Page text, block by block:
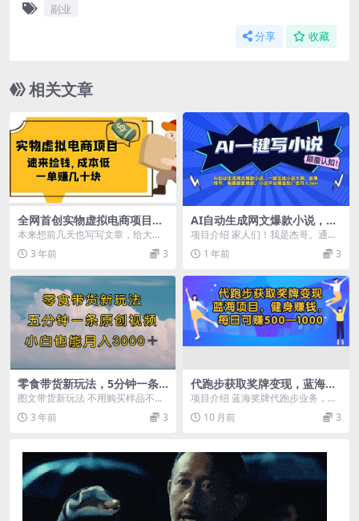
副业
分享 收藏
相关文章
全网首创实物虚拟电商项目，
速来捡钱，成本低，一单赚几
十块！
本来想前几天也写写文章，给大家
分享点项目，实在抽不开身。最近
鹅子快期末考试，一直...
3 年前 3
AI自动生成网文爆款小说，一
键生成小说大纲、故事情节，
每篇都是爆款，小说平台佣金
加广告月入3w+
项目介绍 家人们！我是杰哥。通过
AI软件帮我们写爆款网文小说，AI
自动生成小说大...
1 年前 3
零食带货新玩法，5分钟一条
原创视频，新手小白也能轻松
月入3000+ （教程）
图文带货新玩法 不用购买样品不用
自己拍摄视频五分钟制作一条视频
课程目录： 项目...
3 年前 3
代跑步获取奖牌变现，蓝海项
目，健身赚钱，每日可赚500-
2000
项目介绍 蓝海奖牌代跑步业务，轻
松日赚300+ 一天500-2000元，跑
步也能...
10 月前 3